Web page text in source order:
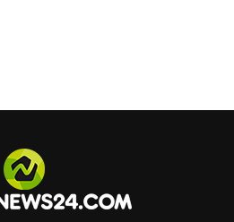
per i club moderni. I
chiarezza
del presidente di